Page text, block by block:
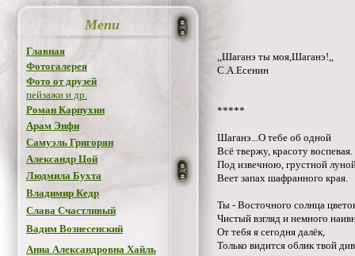
Menu
Главная
Фотогалерея
Фото от друзей
пейзажи и др.
Роман Карпухин
Арам Энфи
Самуэль Григорян
Александр Цой
Людмила Бухта
Владимир Кедр
Слава Счастливый
Вадим Вознесенский
Анна Александровна Хайль
,,Шаганэ ты моя,Шаганэ!,,
С.А.Есенин
*****
Шаганэ...О тебе об одной
Всё твержу, красоту воспевая.
Под извечною, грустной
Веет запах шафранного края.
Ты - Восточного солнца
Чистый взгляд и немного
От тебя я сегодня далёк,
Только видится облик твой